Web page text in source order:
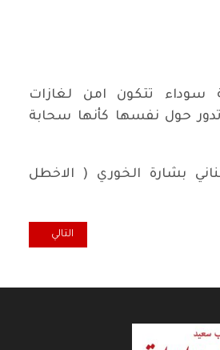
سوداء تتكون امن لغازات
تدور حول نفسها كأنها سحابة
بشارة الخوري ( الاخطل
ومصابيح المقال التالي:
التالي